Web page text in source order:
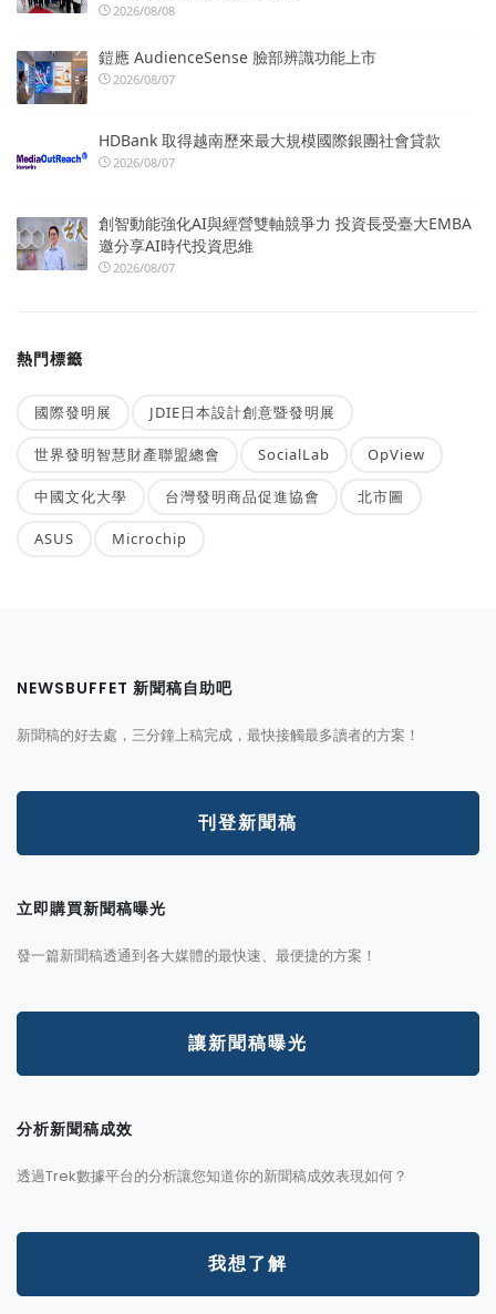
2026/08/08
鎧應 AudienceSense 臉部辨識功能上市
2026/08/07
HDBank 取得越南歷來最大規模國際銀團社會貸款
2026/08/07
創智動能強化AI與經營雙軸競爭力 投資長受臺大EMBA
邀分享AI時代投資思維
2026/08/07
熱門標籤
國際發明展 JDIE日本設計創意暨發明展
世界發明智慧財產聯盟總會 SocialLab OpView
中國文化大學 台灣發明商品促進協會 北市圖
ASUS Microchip
NEWSBUFFET 新聞稿自助吧
新聞稿的好去處，三分鐘上稿完成，最快接觸最多讀者的方案！
刊登新聞稿
立即購買新聞稿曝光
發一篇新聞稿透通到各大媒體的最快速、最便捷的方案！
讓新聞稿曝光
分析新聞稿成效
透過Trek數據平台的分析讓您知道你的新聞稿成效表現如何？
我想了解